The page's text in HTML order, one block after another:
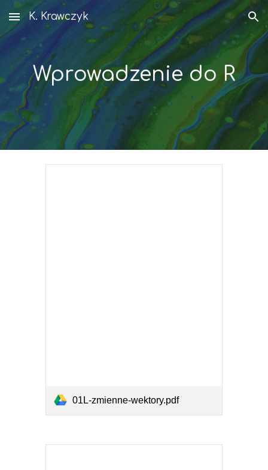
Skip to main content Skip to navigation
K. Krawczyk
Wprowadzenie do R
01L-zmienne-wektory.pdf